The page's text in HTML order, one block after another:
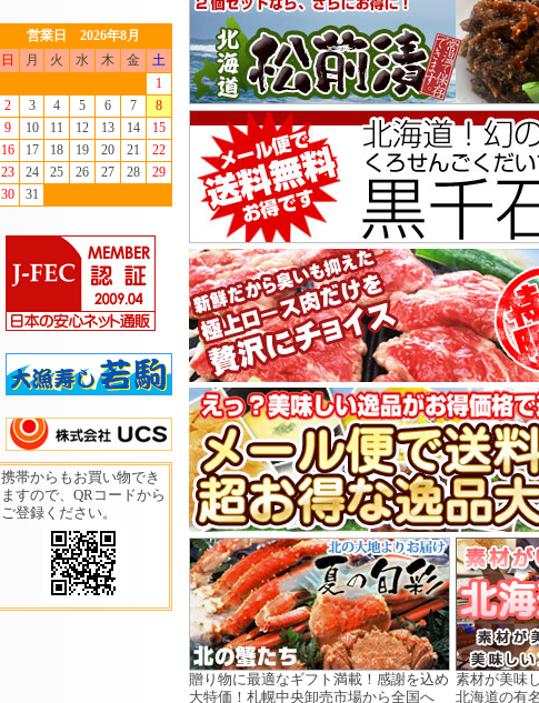
営業日 2026年8月
日
月 火 水 木 金
土
1
2
3 4 5 6 7
8
9
10 11 12 13 14
15
16
17 18 19 20 21
22
23
24 25 26 27 28
29
30
31
携帯からもお買い物でき
ますので、QRコードから
ご登録ください。
贈り物に最適なギフト満載！感謝を込め
大特価！札幌中央卸売市場から全国へ
素材が美味
北海道の有